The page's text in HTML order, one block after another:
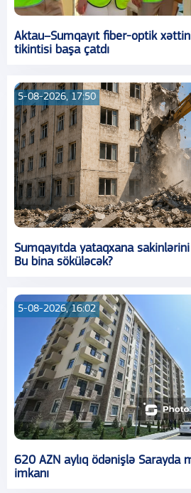
Aktau–Sumqayıt fiber-optik
tikintisi başa çatdı
5-08-2026, 17:50
Sumqayıtda yataqxana
Bu bina söküləcək?
5-08-2026, 16:02
620 AZN aylıq ödənişlə Sarayda
imkanı